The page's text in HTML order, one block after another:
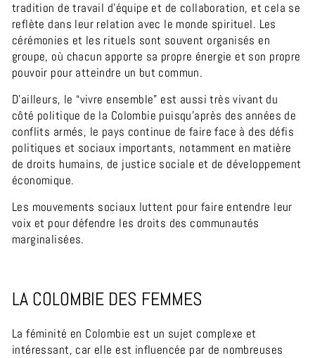
tradition de travail d'équipe et de collaboration, et cela se
reflète dans leur relation avec le monde spirituel. Les
cérémonies et les rituels sont souvent organisés en
groupe, où chacun apporte sa propre énergie et son propre
pouvoir pour atteindre un but commun.
D’ailleurs, le “vivre ensemble” est aussi très vivant du
côté politique de la Colombie puisqu’après des années de
conflits armés, le pays continue de faire face à des défis
politiques et sociaux importants, notamment en matière
de droits humains, de justice sociale et de développement
économique.
Les mouvements sociaux luttent pour faire entendre leur
voix et pour défendre les droits des communautés
marginalisées.
LA COLOMBIE DES FEMMES
La féminité en Colombie est un sujet complexe et
intéressant, car elle est influencée par de nombreuses